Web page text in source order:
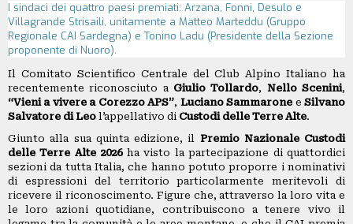
STRUTTURE
OPERATIVE
SEDE
CENTRALE
BIBLIOTECA
BACHECA
INSERZIONI
I sindaci dei quattro paesi premiati: Arzana, Fonni, Desulo e
Villagrande Strisaili, unitamente a Matteo Marteddu (Gruppo
Regionale CAI Sardegna) e Tonino Ladu (Presidente della Sezione
proponente di Nuoro).
Il Comitato Scientifico Centrale del Club Alpino Italiano ha
recentemente riconosciuto a Giulio Tollardo, Nello Scenini,
“Vieni a vivere a Corezzo APS”, Luciano Sammarone eSilvano
Salvatore di Leo l’appellativo di Custodi delle Terre Alte.
Giunto alla sua quinta edizione, il Premio Nazionale Custodi
delle Terre Alte 2026ha visto la partecipazione di quattordici
sezioni da tutta Italia, che hanno potuto proporre i nominativi
di espressioni del territorio particolarmente meritevoli di
ricevere il riconoscimento. Figure che, attraverso la loro vita e
le loro azioni quotidiane, contribuiscono a tenere vivo il